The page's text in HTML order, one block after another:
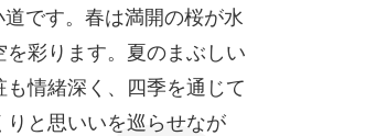
です。春は満開の桜が水
彩ります。夏のまぶしい
情緒深く、四季を通じて
と思いいを巡らせなが